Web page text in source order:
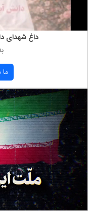
داغ شهدای